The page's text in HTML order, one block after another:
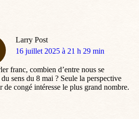
Larry Post
dit
16 juillet 2025 à 21 h 29 min
franc, combien d’entre nous se
sens du 8 mai ? Seule la perspective
de congé intéresse le plus grand nombre.